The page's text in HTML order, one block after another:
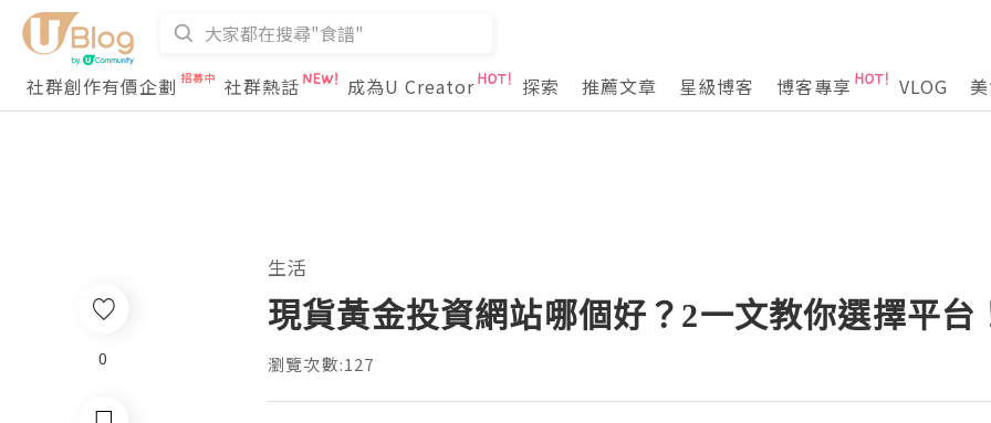
社群創作有價企劃 社群熱話 成為U Creator 探索 推薦文章 星級博客 博客專享 VLOG
生活
現貨黃金投資網站哪個好？2一文教你選擇平台
瀏覽次數:127
0